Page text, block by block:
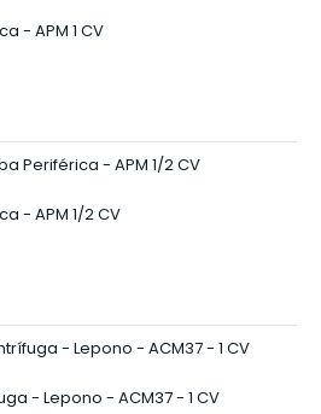
- APM 1 CV
- APM 1/2 CV
- Lepono - ACM37 - 1 CV